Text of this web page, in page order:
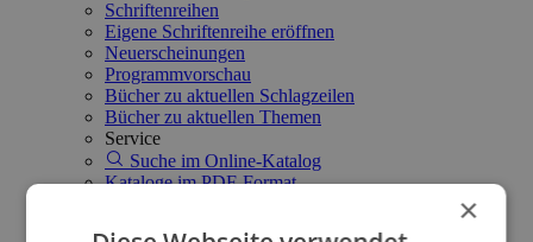
Schriftenreihen
Eigene Schriftenreihe eröffnen
Neuerscheinungen
Programmvorschau
Bücher zu aktuellen Schlagzeilen
Bücher zu aktuellen Themen
Service
Suche im Online-Katalog
Kataloge im PDF-Format
×